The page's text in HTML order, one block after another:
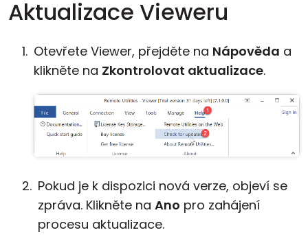
Aktualizace Vieweru
Otevřete Viewer, přejděte na Nápověda a
klikněte na Zkontrolovat aktualizace.
Pokud je k dispozici nová verze, objeví se
zpráva. Klikněte na Ano pro zahájení
procesu aktualizace.